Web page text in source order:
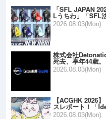
「SFL JAPAN
Lうちわ」「SFL
2026.08.03(Mon)
株式会社
死去、享年44歳。
2026.08.03(Mon)
【ACGHK 2026
スレポート！「
2026.08.03(Mon)